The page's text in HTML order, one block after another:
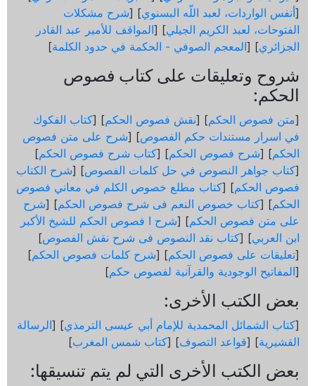
[أنفس الواردات، لعبد اللّه البسنوي] [شرح مشكلات
الفتوحات، لعبد الكريم الجيلي] [المواقف للأمير عبد القادر
الجزائري] [المعجم الصوفي - الحكمة في حدود الكلمة]
شروح وتعليقات على كتاب فصوص
الحكم:
[متن فصوص الحكم] [نقش فصوص الحكم] [كتاب الفكوك
في اسرار مستندات حكم الفصوص] [شرح على متن فصوص
الحكم] [شرح فصوص الحكم] [كتاب شرح فصوص الحكم]
[كتاب جواهر النصوص في حل كلمات الفصوص] [شرح الكتاب
فصوص الحكم] [كتاب مطلع خصوص الكلم في معاني فصوص
الحكم] [كتاب خصوص النعم فى شرح فصوص الحكم] [شرح
على متن فصوص الحكم] [شرح ا فصوص الحكم للشيخ الأكبر
ابن العربي] [كتاب نقد النصوص فى شرح نقش الفصوص]
[تعليقات على فصوص الحكم] [شرح كلمات فصوص الحكم]
[المفاتيح الوجودية والقرآنیة لفصوص حكم]
بعض الكتب الأخرى:
[كتاب الشمائل المحمدية للإمام أبي عيسى الترمذي] [الرسالة
القشيرية] [قواعد التصوف] [كتاب شمس المغرب]
بعض الكتب الأخرى التي لم يتم تنسيقها: